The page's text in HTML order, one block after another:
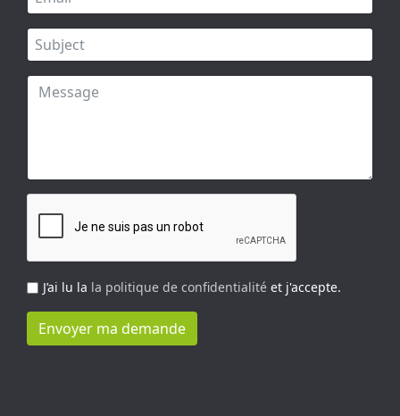
J’ai lu la la politique de confidentialité et j'accepte.
Envoyer ma demande